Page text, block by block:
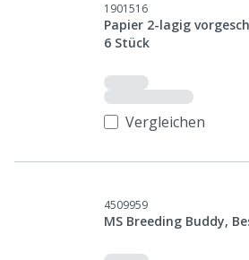
1901516
Papier 2-lagig
6 Stück
Vergleichen
4509959
MS Breeding Buddy,